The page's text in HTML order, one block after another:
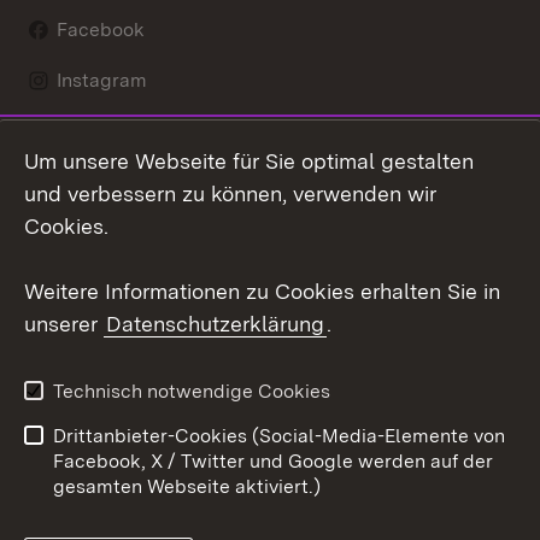
Facebook
Instagram
Mastodon
Youtube
Kontakt
Datenschutz
Barrierefreiheit
Impressum Cookies
Um unsere Webseite für Sie optimal gestalten
und verbessern zu können, verwenden wir
Cookies.
Weitere Informationen zu Cookies erhalten Sie in
unserer Datenschutzerklärung.
Technisch notwendige Cookies
Drittanbieter-Cookies (Social-Media-Elemente von
Facebook, X / Twitter und Google werden auf der
gesamten Webseite aktiviert.)